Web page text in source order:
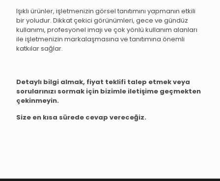
Işıklı ürünler, işletmenizin görsel tanıtımını yapmanın etkili
bir yoludur. Dikkat çekici görünümleri, gece ve gündüz
kullanımı, profesyonel imajı ve çok yönlü kullanım alanları
ile işletmenizin markalaşmasına ve tanıtımına önemli
katkılar sağlar.
Detaylı bilgi almak, fiyat teklifi talep etmek veya
sorularınızı sormak için bizimle iletişime geçmekten
çekinmeyin.
Size en kısa sürede cevap vereceğiz.